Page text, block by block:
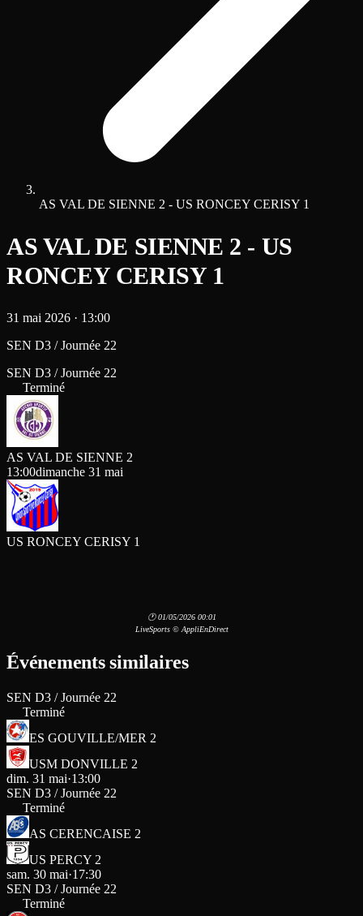
AS VAL DE SIENNE 2 - US RONCEY CERISY 1
AS VAL DE SIENNE 2 - US
RONCEY CERISY 1
31 mai 2026 · 13:00
SEN D3 / Journée 22
SEN D3 / Journée 22
Terminé
AS VAL DE SIENNE 2
13:00dimanche 31 mai
US RONCEY CERISY 1
🕐 01/05/2026 00:01
LiveSports © AppliEnDirect
Événements similaires
SEN D3 / Journée 22
Terminé
ES GOUVILLE/MER 2
USM DONVILLE 2
dim. 31 mai·13:00
SEN D3 / Journée 22
Terminé
AS CERENCAISE 2
US PERCY 2
sam. 30 mai·17:30
SEN D3 / Journée 22
Terminé